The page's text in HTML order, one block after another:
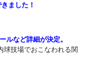
ました！
ルなど詳細が決定。
技場でおこなわれる関